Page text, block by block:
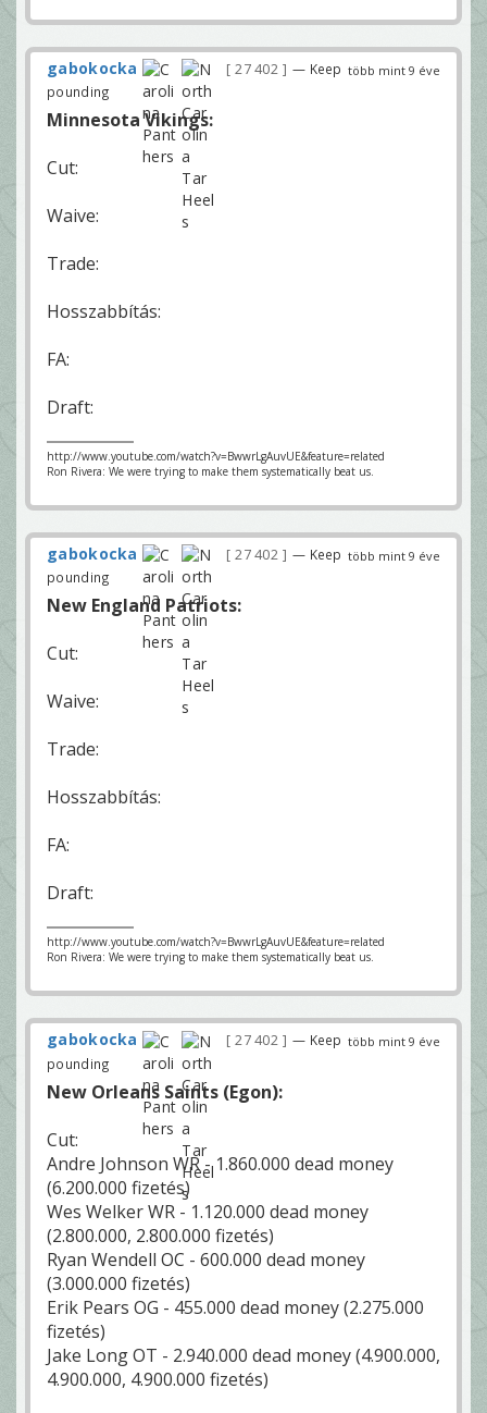
több mint 9 éve
gabokocka 27 402
— Keep
pounding
Minnesota Vikings:
Cut:
Waive:
Trade:
Hosszabbítás:
FA:
Draft:
http://www.youtube.com/watch?v=BwwrLgAuvUE&feature=related
Ron Rivera: We were trying to make them systematically beat us.
több mint 9 éve
gabokocka 27 402
— Keep
pounding
New England Patriots:
Cut:
Waive:
Trade:
Hosszabbítás:
FA:
Draft:
http://www.youtube.com/watch?v=BwwrLgAuvUE&feature=related
Ron Rivera: We were trying to make them systematically beat us.
több mint 9 éve
gabokocka 27 402
— Keep
pounding
New Orleans Saints (Egon):
Cut:
Andre Johnson WR - 1.860.000 dead money
(6.200.000 fizetés)
Wes Welker WR - 1.120.000 dead money
(2.800.000, 2.800.000 fizetés)
Ryan Wendell OC - 600.000 dead money
(3.000.000 fizetés)
Erik Pears OG - 455.000 dead money (2.275.000
fizetés)
Jake Long OT - 2.940.000 dead money (4.900.000,
4.900.000, 4.900.000 fizetés)